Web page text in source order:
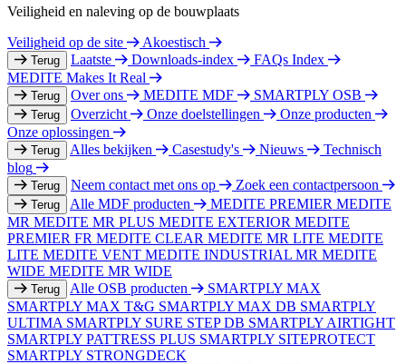
Veiligheid en naleving op de bouwplaats
Veiligheid op de site
Akoestisch
Terug Laatste Downloads-index
FAQs Index
MEDITE Makes It Real
Terug Over ons MEDITE MDF SMARTPLY OSB
Terug Overzicht Onze doelstellingen
Onze producten
Onze oplossingen
Terug Alles bekijken Casestudy's Nieuws
Technisch
blog
Terug Neem contact met ons op Zoek een contactpersoon
Terug Alle MDF producten MEDITE PREMIER MEDITE
MR MEDITE MR PLUS MEDITE EXTERIOR MEDITE
PREMIER FR MEDITE CLEAR MEDITE MR LITE MEDITE
LITE MEDITE VENT MEDITE INDUSTRIAL MR MEDITE
WIDE MEDITE MR WIDE
Terug Alle OSB producten
SMARTPLY MAX
SMARTPLY MAX T&G SMARTPLY MAX DB SMARTPLY
ULTIMA SMARTPLY SURE STEP DB SMARTPLY AIRTIGHT
SMARTPLY PATTRESS PLUS SMARTPLY SITEPROTECT
SMARTPLY STRONGDECK